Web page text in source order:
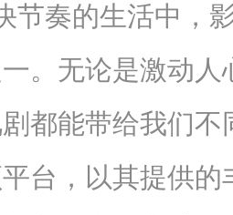
节奏的生活中，
。无论是激动
都能带给我们
台，以其提供